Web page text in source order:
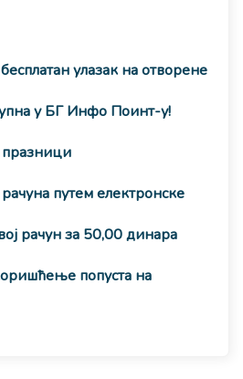
улазак на отворене
у БГ Инфо Поинт-у!
путем електронске
рачун за 50,00 динара
попуста на